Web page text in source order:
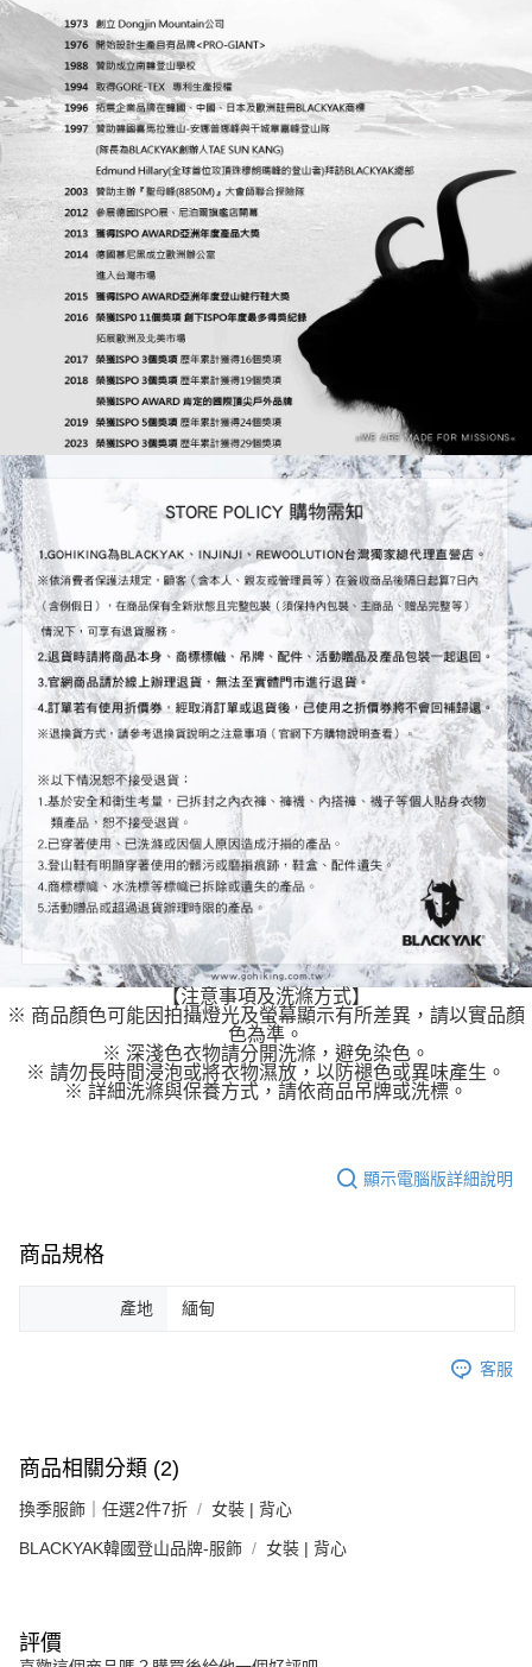
【注意事項及洗滌方式】
※ 商品顏色可能因拍攝燈光及螢幕顯示有所差異，請以實品顏
色為準。
※ 深淺色衣物請分開洗滌，避免染色。
※ 請勿長時間浸泡或將衣物濕放，以防褪色或異味產生。
※ 詳細洗滌與保養方式，請依商品吊牌或洗標。
顯示電腦版詳細說明
商品規格
產地 緬甸
客服
商品相關分類 (2)
換季服飾｜任選2件7折 女裝 | 背心
BLACKYAK韓國登山品牌-服飾 女裝 | 背心
評價